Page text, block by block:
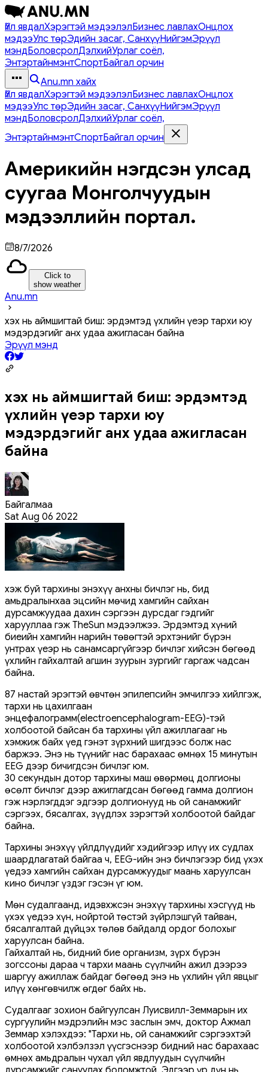
Үйл явдалХэрэгтэй мэдээлэлБизнес лавлахОнцлох
мэдээУлс төрЭдийн засаг, СанхүүНийгэмЭрүүл
мэндБоловсролДэлхийУрлаг соёл,
ЭнтэртайнмэнтСпортБайгал орчин
Anu.mn хайх
Үйл явдалХэрэгтэй мэдээлэлБизнес лавлахОнцлох
мэдээУлс төрЭдийн засаг, СанхүүНийгэмЭрүүл
мэндБоловсролДэлхийУрлаг соёл,
ЭнтэртайнмэнтСпортБайгал орчин
Америкийн нэгдсэн улсад
суугаа Монголчуудын
мэдээллийн портал.
8/7/2026
Click to
show weather
Anu.mn
Үхэх нь аймшигтай биш: эрдэмтэд үхлийн үеэр тархи юу
мэдэрдэгийг анх удаа ажигласан байна
Эрүүл мэнд
Үхэх нь аймшигтай биш: эрдэмтэд
үхлийн үеэр тархи юу
мэдэрдэгийг анх удаа ажигласан
байна
Байгалмаа
Sat Aug 06 2022
Үхэж буй тархины энэхүү анхны бичлэг нь, бид
амьдралынхаа эцсийн мөчид хамгийн сайхан
дурсамжуудаа дахин сэргээн дурсдаг гэдгийг
харууллаа гэж TheSun мэдээлжээ. Эрдэмтэд хүний
биеийн хамгийн нарийн төвөгтэй эрхтэнийг бүрэн
унтрах үеэр нь санамсаргүйгээр бичлэг хийсэн бөгөөд
үхлийн гайхалтай агшин зуурын зургийг гаргаж чадсан
байна.
87 настай эрэгтэй өвчтөн эпилепсийн эмчилгээ хийлгэж,
тархи нь цахилгаан
энцефалограмм(electroencephalogram-EEG)-тэй
холбоотой байсан ба тархины үйл ажиллагааг нь
хэмжиж байх үед гэнэт зүрхний шигдээс болж нас
баржээ. Энэ нь түүнийг нас барахаас өмнөх 15 минутын
EEG дээр бичигдсэн бичлэг юм.
30 секундын дотор тархины маш өвөрмөц долгионы
өсөлт бичлэг дээр ажиглагдсан бөгөөд гамма долгион
гэж нэрлэгддэг эдгээр долгионууд нь ой санамжийг
сэргээх, бясалгах, зүүдлэх зэрэгтэй холбоотой байдаг
байна.
Тархины энэхүү үйлдлүүдийг хэдийгээр илүү их судлах
шаардлагатай байгаа ч, EEG-ийн энэ бичлэгээр бид үхэх
үедээ хамгийн сайхан дурсамжуудыг маань харуулсан
кино бичлэг үздэг гэсэн үг юм.
Мөн судалгаанд, идэвхжсэн энэхүү тархины хэсгүүд нь
үхэх үедээ хүн, нойртой төстэй зүйрлэшгүй тайван,
бясалгалтай дүйцэх төлөв байдалд ордог болохыг
харуулсан байна.
Гайхалтай нь, бидний бие организм, зүрх бүрэн
зогссоны дараа ч тархи маань сүүлчийн ажил дээрээ
шаргуу ажиллаж байдаг бөгөөд энэ нь үхлийн үйл явцыг
илүү хөнгөвчилж өгдөг байх нь.
Судалгааг зохион байгуулсан Луисвилл-Земмарын их
сургуулийн мэдрэлийн мэс заслын эмч, доктор Ажмал
Земмар хэлэхдээ: "Тархи нь, ой санамжийг сэргээхтэй
холбоотой хэлбэлзэл үүсгэснээр бидний нас барахаас
өмнөх амьдралын чухал үйл явдлуудын сүүлчийн